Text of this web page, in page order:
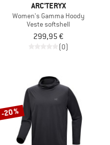
ARC'TERYX
Women's Gamma Hoody
Veste softshell
299,95 €
(0)
-20 %